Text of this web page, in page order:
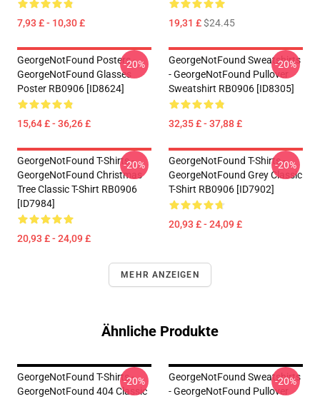
7,93 £ - 10,30 £ 19,31 £$24.45
GeorgeNotFound Posters -
GeorgeNotFound Glasses
Poster RB0906 [ID8624]
15,64 £ - 36,26 £
-20%
GeorgeNotFound Sweatshirts
- GeorgeNotFound Pullover
Sweatshirt RB0906 [ID8305]
32,35 £ - 37,88 £
-20%
GeorgeNotFound T-Shirts -
GeorgeNotFound Christmas
Tree Classic T-Shirt RB0906
[ID7984]
20,93 £ - 24,09 £
-20%
GeorgeNotFound T-Shirts -
GeorgeNotFound Grey Classic
T-Shirt RB0906 [ID7902]
20,93 £ - 24,09 £
-20%
MEHR ANZEIGEN
Ähnliche Produkte
GeorgeNotFound T-Shirts -
GeorgeNotFound 404 Classic
-20%
GeorgeNotFound Sweatshirts
- GeorgeNotFound Pullover
-20%